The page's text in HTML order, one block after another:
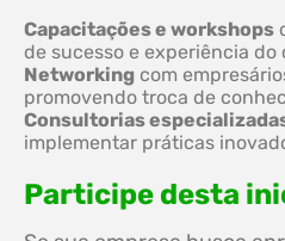
Capacitações e workshops
de sucesso e experiência do
Networking com
promovendo troca de
Consultorias
implementar práticas
Participe desta